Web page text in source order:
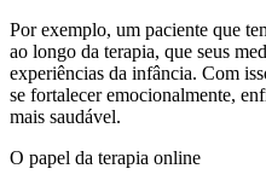
Por exemplo, um paciente que
ao longo da terapia, que seus
experiências da infância. Com
se fortalecer emocionalmente,
mais saudável.
O papel da terapia online